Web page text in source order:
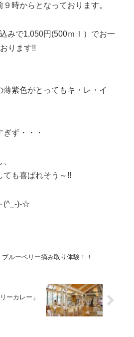
時からとなっております。
みで1,050円(500ｍｌ）でお一
ります!!
紫色がとってもキ・レ・イ
ず・・・
ても喜ばれそう～!!
(^_-)-☆
ブルーベリー摘み取り体験！！
ーカレー」